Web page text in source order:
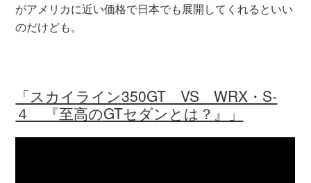
がアメリカに近い価格で日本でも展開してくれるといい
のだけども。
「スカイライン350GT VS WRX・S-
４ 『至高のGTセダンとは？』」